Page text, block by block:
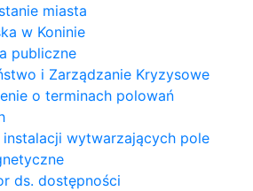
miasta
w Koninie
publiczne
i Zarządzanie Kryzysowe
o terminach polowań
instalacji wytwarzających pole
ds. dostępności